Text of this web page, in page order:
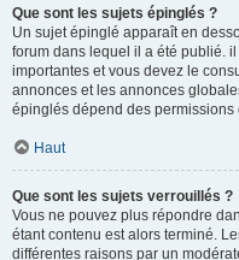
Que sont les sujets épinglés ?
Un sujet épinglé apparaît en
forum dans lequel il a été publié.
importantes et vous devez le
annonces et les annonces
épinglés dépend des permissions
Haut
Que sont les sujets verrouillés ?
Vous ne pouvez plus répondre
étant contenu est alors terminé.
différentes raisons par un